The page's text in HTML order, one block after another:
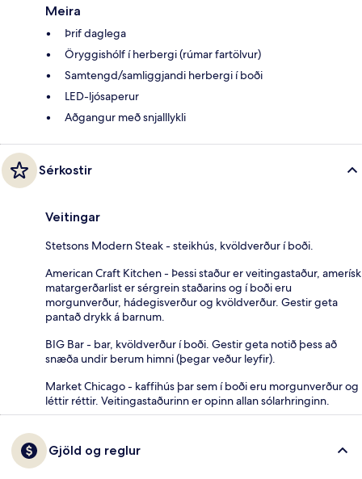
Meira
Þrif daglega
Öryggishólf í herbergi (rúmar fartölvur)
Samtengd/samliggjandi herbergi í boði
LED-ljósaperur
Aðgangur með snjalllykli
Sérkostir
Veitingar
Stetsons Modern Steak - steikhús, kvöldverður í boði.
American Craft Kitchen - Þessi staður er veitingastaður, amerísk
matargerðarlist er sérgrein staðarins og í boði eru
morgunverður, hádegisverður og kvöldverður. Gestir geta
pantað drykk á barnum.
BIG Bar - bar, kvöldverður í boði. Gestir geta notið þess að
snæða undir berum himni (þegar veður leyfir).
Market Chicago - kaffihús þar sem í boði eru morgunverður og
léttir réttir. Veitingastaðurinn er opinn allan sólarhringinn.
Gjöld og reglur